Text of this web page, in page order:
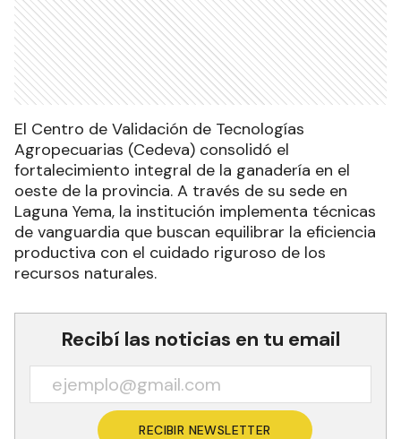
El Centro de Validación de Tecnologías
Agropecuarias (Cedeva) consolidó el
fortalecimiento integral de la ganadería en el
oeste de la provincia. A través de su sede en
Laguna Yema, la institución implementa técnicas
de vanguardia que buscan equilibrar la eficiencia
productiva con el cuidado riguroso de los
recursos naturales.
Recibí las noticias en tu email
RECIBIR NEWSLETTER